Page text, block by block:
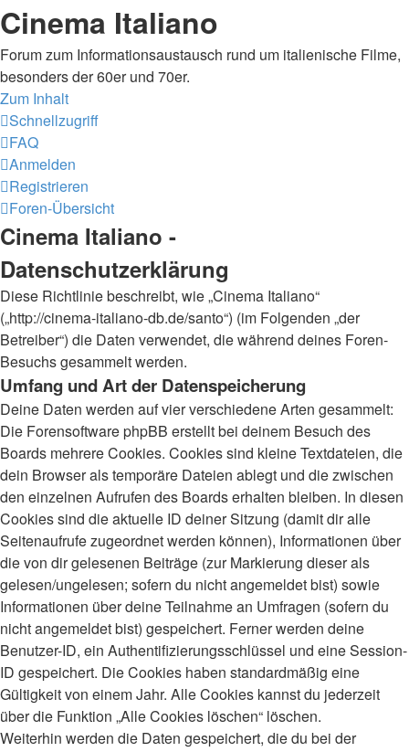
Cinema Italiano
Forum zum Informationsaustausch rund um italienische Filme,
besonders der 60er und 70er.
Zum Inhalt
Schnellzugriff
FAQ
Anmelden
Registrieren
Foren-Übersicht
Cinema Italiano -
Datenschutzerklärung
Diese Richtlinie beschreibt, wie „Cinema Italiano“
(„http://cinema-italiano-db.de/santo“) (im Folgenden „der
Betreiber“) die Daten verwendet, die während deines Foren-
Besuchs gesammelt werden.
Umfang und Art der Datenspeicherung
Deine Daten werden auf vier verschiedene Arten gesammelt:
Die Forensoftware phpBB erstellt bei deinem Besuch des
Boards mehrere Cookies. Cookies sind kleine Textdateien, die
dein Browser als temporäre Dateien ablegt und die zwischen
den einzelnen Aufrufen des Boards erhalten bleiben. In diesen
Cookies sind die aktuelle ID deiner Sitzung (damit dir alle
Seitenaufrufe zugeordnet werden können), Informationen über
die von dir gelesenen Beiträge (zur Markierung dieser als
gelesen/ungelesen; sofern du nicht angemeldet bist) sowie
Informationen über deine Teilnahme an Umfragen (sofern du
nicht angemeldet bist) gespeichert. Ferner werden deine
Benutzer-ID, ein Authentifizierungsschlüssel und eine Session-
ID gespeichert. Die Cookies haben standardmäßig eine
Gültigkeit von einem Jahr. Alle Cookies kannst du jederzeit
über die Funktion „Alle Cookies löschen“ löschen.
Weiterhin werden die Daten gespeichert, die du bei der